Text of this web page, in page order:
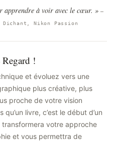
apprendre à voir avec le cœur. » —
Dichant, Nikon Passion
!
et évoluez vers une
plus créative, plus
proche de votre vision
qu’un livre, c’est le début d’un
transformera votre approche
et vous permettra de